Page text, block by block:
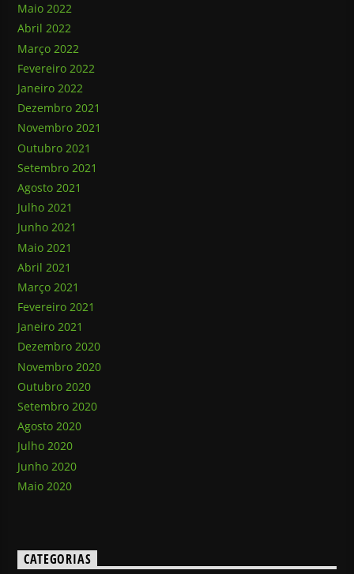
Maio 2022
Abril 2022
Março 2022
Fevereiro 2022
Janeiro 2022
Dezembro 2021
Novembro 2021
Outubro 2021
Setembro 2021
Agosto 2021
Julho 2021
Junho 2021
Maio 2021
Abril 2021
Março 2021
Fevereiro 2021
Janeiro 2021
Dezembro 2020
Novembro 2020
Outubro 2020
Setembro 2020
Agosto 2020
Julho 2020
Junho 2020
Maio 2020
CATEGORIAS